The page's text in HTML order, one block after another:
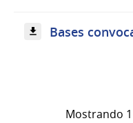
Bases
Mostrando